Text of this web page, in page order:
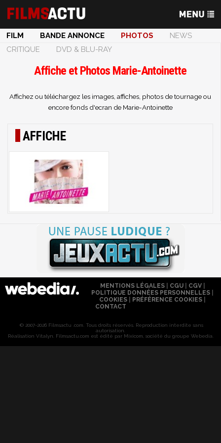
FILM BANDE ANNONCE PHOTOS
NEWS
CRITIQUE
DVD & BLU-RAY
Affiche et Photos Marie-Antoinette
Affichez ou téléchargez les images, affiches, photos de tournage ou
encore fonds d'ecran de Marie-Antoinette
AFFICHE
MENTIONS LÉGALES| CGU| CGV|
POLITIQUE DONNÉES PERSONNELLES
COOKIES
PRÉFÉRENCE COOKIES
CONTACT
© 2007-2026 Filmsactu .com. Tous droits réservés. Reproduction interdite sans
autorisation.
Réalisation Vitalyn . Filmsactu .com est édité par Mixicom, société du groupe Webedia.